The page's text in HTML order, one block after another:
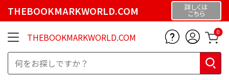
THEBOOKMARKWORLD.COM 詳しくは
こちら
THEBOOKMARKWORLD.COM 0